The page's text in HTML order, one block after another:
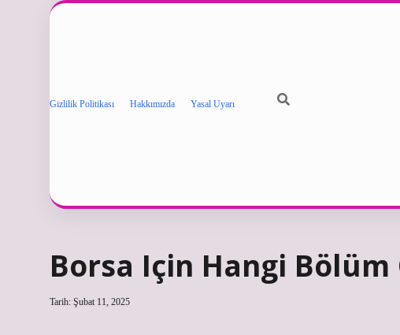
Gizlilik Politikası Hakkımızda Yasal Uyarı
Borsa Için Hangi Bölüm
Tarih: Şubat 11, 2025